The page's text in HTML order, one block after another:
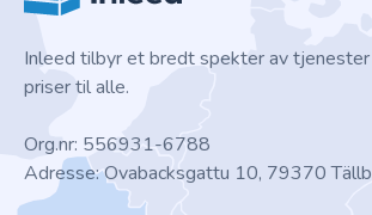
Inleed tilbyr et bredt spekter av
priser til alle.
Org.nr: 556931-6788
Adresse: Ovabacksgattu 10, 79370